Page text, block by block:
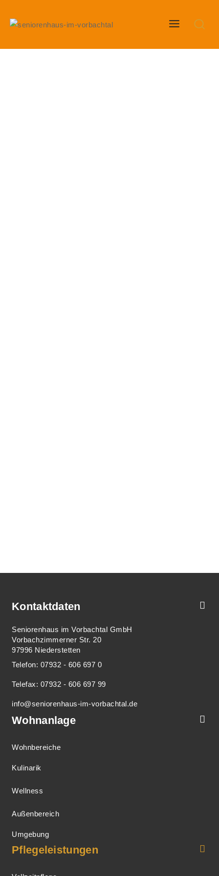
Kontaktdaten
Seniorenhaus im Vorbachtal GmbH
Vorbachzimmerner Str. 20
97996 Niederstetten
Telefon: 07932 - 606 697 0
Telefax: 07932 - 606 697 99
info@seniorenhaus-im-vorbachtal.de
Wohnanlage
Wohnbereiche
Kulinarik
Wellness
Außenbereich
Umgebung
Pflegeleistungen